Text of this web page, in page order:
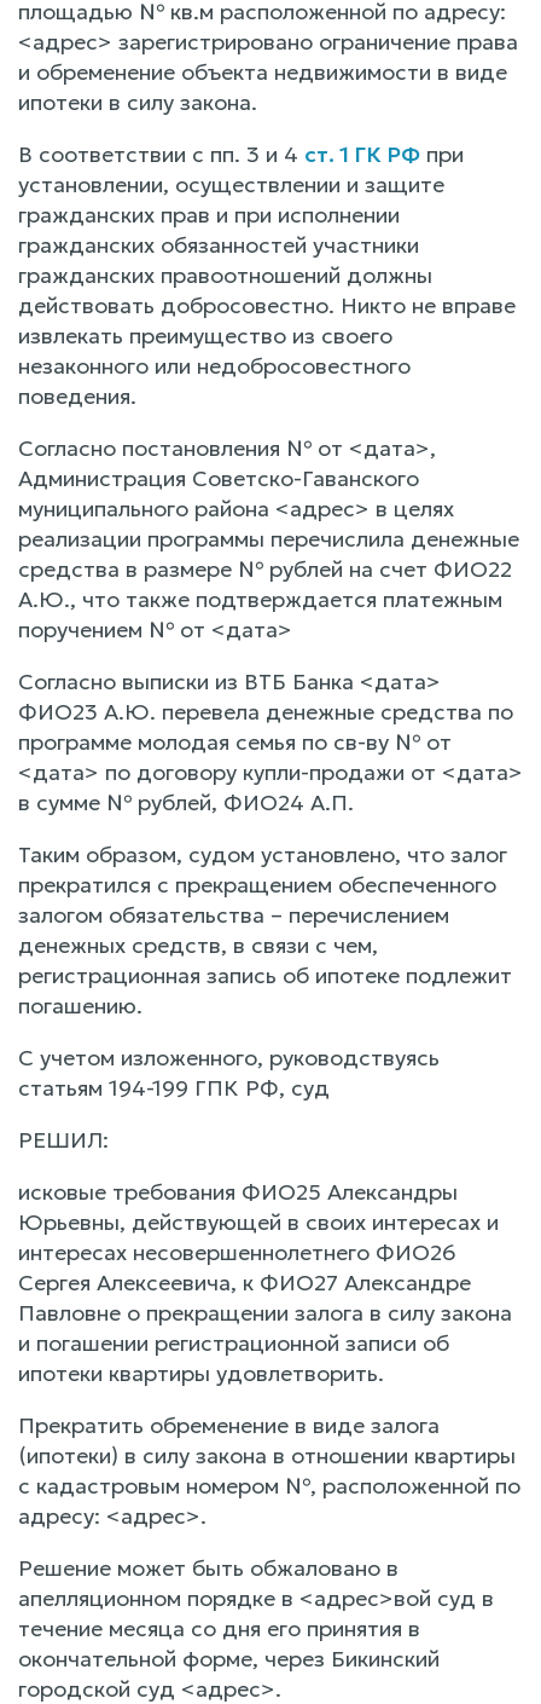
площадью № кв.м расположенной по адресу:
<адрес> зарегистрировано ограничение права
и обременение объекта недвижимости в виде
ипотеки в силу закона.
В соответствии с пп. 3 и 4 ст. 1 ГК РФ при
установлении, осуществлении и защите
гражданских прав и при исполнении
гражданских обязанностей участники
гражданских правоотношений должны
действовать добросовестно. Никто не вправе
извлекать преимущество из своего
незаконного или недобросовестного
поведения.
Согласно постановления № от <дата>,
Администрация Советско-Гаванского
муниципального района <адрес> в целях
реализации программы перечислила денежные
средства в размере № рублей на счет ФИО22
А.Ю., что также подтверждается платежным
поручением № от <дата>
Согласно выписки из ВТБ Банка <дата>
ФИО23 А.Ю. перевела денежные средства по
программе молодая семья по св-ву № от
<дата> по договору купли-продажи от <дата>
в сумме № рублей, ФИО24 А.П.
Таким образом, судом установлено, что залог
прекратился с прекращением обеспеченного
залогом обязательства – перечислением
денежных средств, в связи с чем,
регистрационная запись об ипотеке подлежит
погашению.
С учетом изложенного, руководствуясь
статьям 194-199 ГПК РФ, суд
РЕШИЛ:
исковые требования ФИО25 Александры
Юрьевны, действующей в своих интересах и
интересах несовершеннолетнего ФИО26
Сергея Алексеевича, к ФИО27 Александре
Павловне о прекращении залога в силу закона
и погашении регистрационной записи об
ипотеки квартиры удовлетворить.
Прекратить обременение в виде залога
(ипотеки) в силу закона в отношении квартиры
с кадастровым номером №, расположенной по
адресу: <адрес>.
Решение может быть обжаловано в
апелляционном порядке в <адрес>вой суд в
течение месяца со дня его принятия в
окончательной форме, через Бикинский
городской суд <адрес>.